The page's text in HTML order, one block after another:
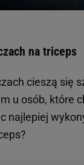
na triceps
cieszą się
u osób, które
najlepiej